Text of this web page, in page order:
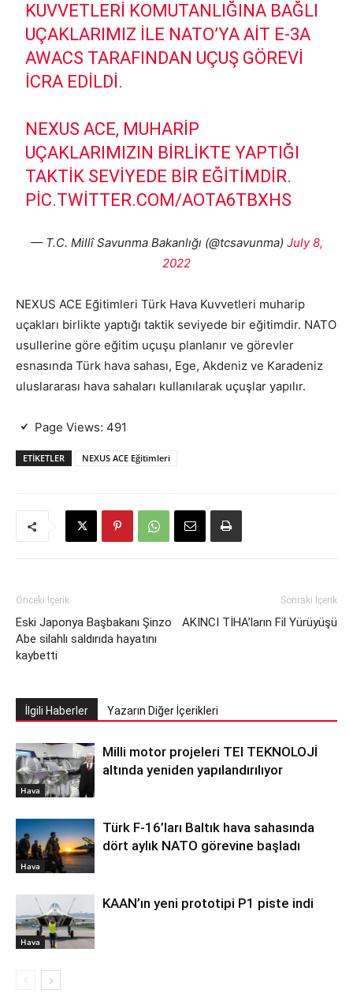
KUVVETLERI KOMUTANLIĞINA BAĞLI
UÇAKLARIMIZ ILE NATO’YA AIT E-3A
AWACS TARAFINDAN UÇUŞ GÖREVI
ICRA EDILDI.
NEXUS ACE, MUHARIP
UÇAKLARIMIZIN BIRLIKTE YAPTIĞI
TAKTIK SEVIYEDE BIR EĞITIMDIR.
PIC.TWITTER.COM/AOTA6TBXHS
— T.C. Millî Savunma Bakanlığı (@tcsavunma) July 8,
2022
NEXUS ACE Eğitimleri Türk Hava Kuvvetleri muharip
uçakları birlikte yaptığı taktik seviyede bir eğitimdir. NATO
usullerine göre eğitim uçuşu planlanır ve görevler
esnasında Türk hava sahası, Ege, Akdeniz ve Karadeniz
uluslararası hava sahaları kullanılarak uçuşlar yapılır.
Page Views: 491
ETIKETLER NEXUS ACE Eğitimleri
Önceki İçerik
Eski Japonya Başbakanı Şinzo
Abe silahlı saldırıda hayatını
kaybetti
Sonraki İçerik
AKINCI TİHA’ların Fil Yürüyüşü
İlgili Haberler Yazarın Diğer İçerikleri
Hava
Milli motor projeleri TEI TEKNOLOJİ
altında yeniden yapılandırılıyor
Hava
Türk F-16’ları Baltık hava sahasında
dört aylık NATO görevine başladı
Hava
KAAN’ın yeni prototipi P1 piste indi